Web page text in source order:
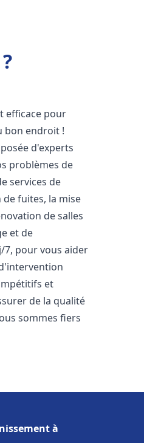
efficace pour
bon endroit !
d'experts
problèmes de
services de
fuites, la mise
de salles
et de
7, pour vous aider
et
de la qualité
sommes fiers
à